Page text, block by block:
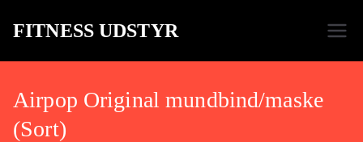
FITNESS UDSTYR
Airpop Original mundbind/maske
(Sort)